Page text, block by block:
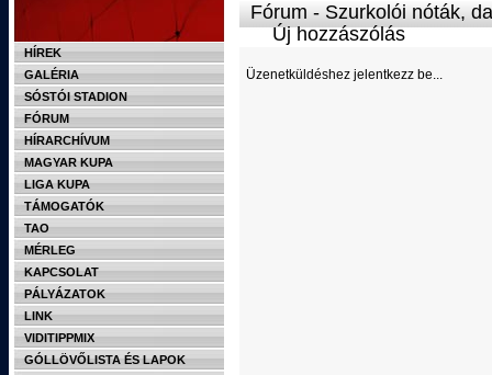
HÍREK
GALÉRIA
SÓSTÓI STADION
FÓRUM
HÍRARCHÍVUM
MAGYAR KUPA
LIGA KUPA
TÁMOGATÓK
TAO
MÉRLEG
KAPCSOLAT
PÁLYÁZATOK
LINK
VIDITIPPMIX
GÓLLÖVŐLISTA ÉS LAPOK
Fórum - Szurkolói nóták,
Új hozzászólás
Üzenetküldéshez jelentkezz be...